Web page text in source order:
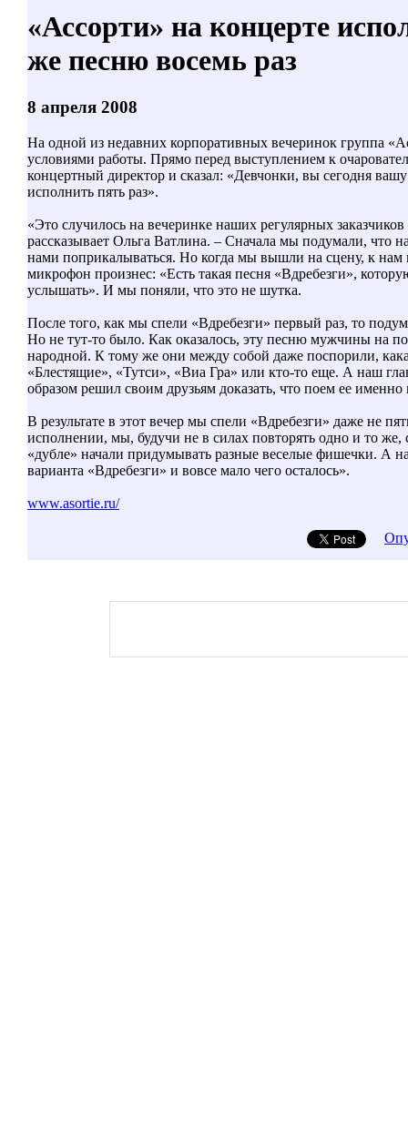
«Ассорти» на концерте
же песню восемь раз
8 апреля 2008
На одной из недавних корпоративных вечеринок группа
условиями работы. Прямо перед выступлением к
концертный директор и сказал: «Девчонки, вы сегодня
исполнить пять раз».
«Это случилось на вечеринке наших регулярных заказчиков
рассказывает Ольга Ватлина. – Сначала мы подумали, что
нами поприкалываться. Но когда мы вышли на сцену, к
микрофон произнес: «Есть такая песня «Вдребезги»,
услышать». И мы поняли, что это не шутка.
После того, как мы спели «Вдребезги» первый раз, то
Но не тут-то было. Как оказалось, эту песню мужчины на
народной. К тому же они между собой даже поспорили,
«Блестящие», «Тутси», «Виа Гра» или кто-то еще. А наш
образом решил своим друзьям доказать, что поем ее
В результате в этот вечер мы спели «Вдребезги» даже не
исполнении, мы, будучи не в силах повторять одно и то
«дубле» начали придумывать разные веселые фишечки. А
варианта «Вдребезги» и вовсе мало чего осталось».
www.asortie.ru/